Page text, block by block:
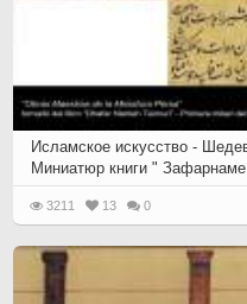
Исламское искусство -
Миниатюр книги "
3211 13 0